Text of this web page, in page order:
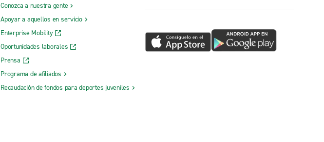
Conozca a nuestra gente
Apoyar a aquellos en servicio
Enterprise Mobility
Oportunidades laborales
Prensa
Programa de afiliados
Recaudación de fondos para deportes juveniles